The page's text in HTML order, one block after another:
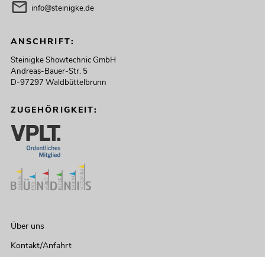
info@steinigke.de
ANSCHRIFT:
Steinigke Showtechnic GmbH
Andreas-Bauer-Str. 5
D-97297 Waldbüttelbrunn
ZUGEHÖRIGKEIT:
Über uns
Kontakt/Anfahrt